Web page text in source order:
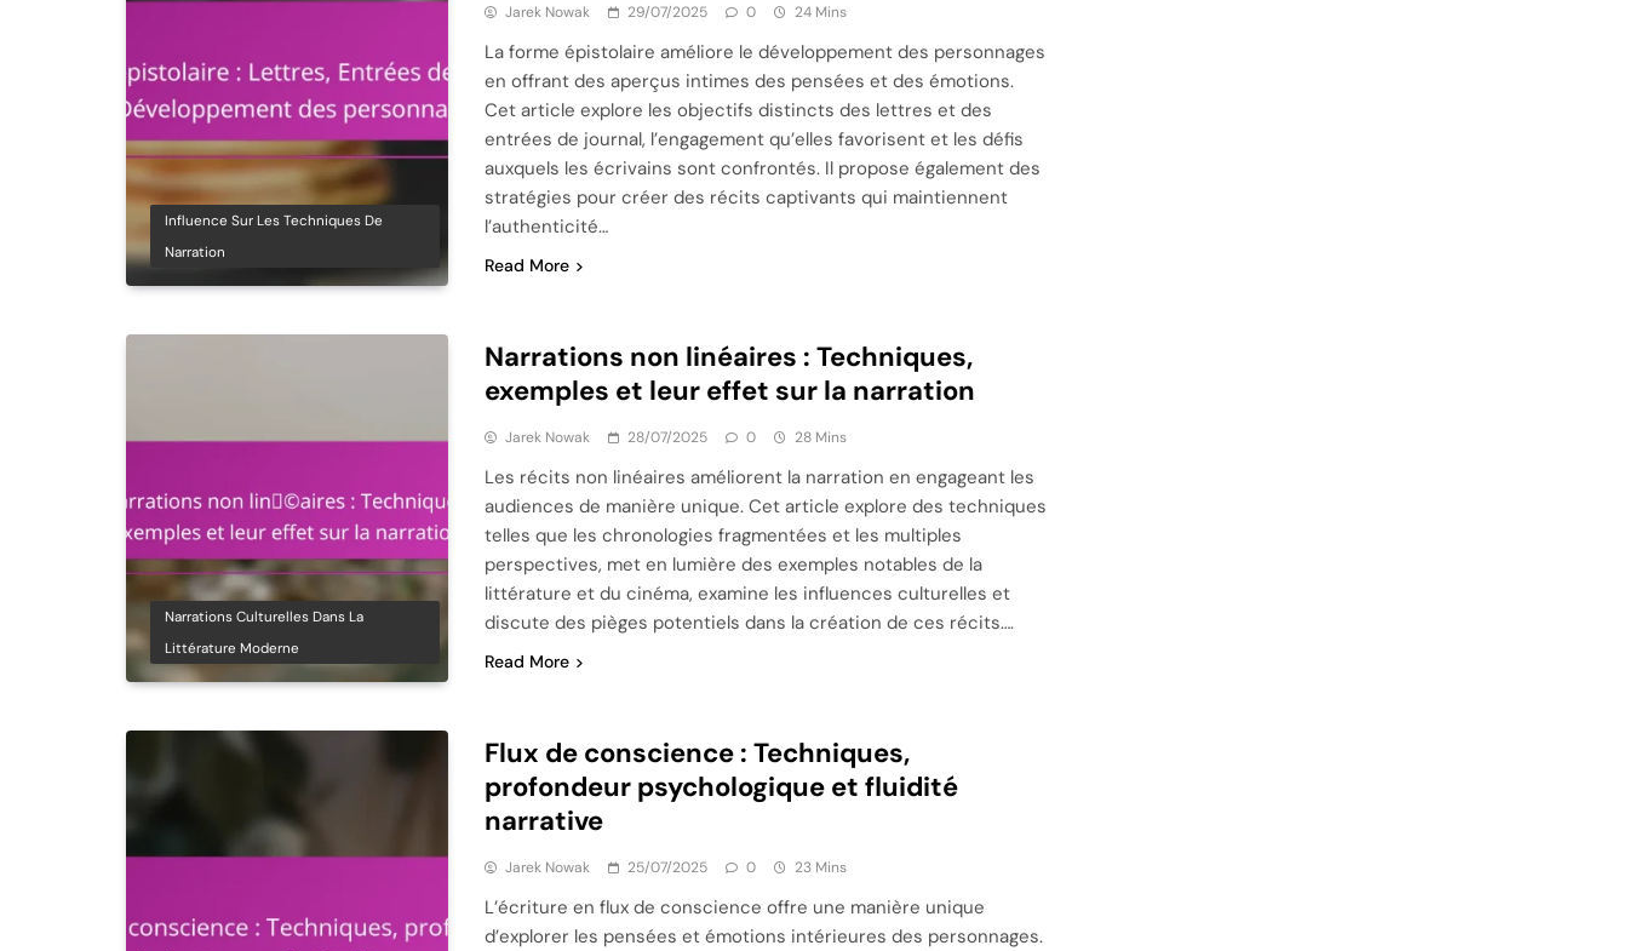
Influence Sur Les Techniques De
Narration
Jarek Nowak 29/07/2025 0 24 Mins
La forme épistolaire améliore le développement des personnages
en offrant des aperçus intimes des pensées et des émotions.
Cet article explore les objectifs distincts des lettres et des
entrées de journal, l’engagement qu’elles favorisent et les défis
auxquels les écrivains sont confrontés. Il propose également des
stratégies pour créer des récits captivants qui maintiennent
l’authenticité…
Read More
Narrations Culturelles Dans La
Littérature Moderne
Narrations non linéaires : Techniques,
exemples et leur effet sur la narration
Jarek Nowak 28/07/2025 0 28 Mins
Les récits non linéaires améliorent la narration en engageant les
audiences de manière unique. Cet article explore des techniques
telles que les chronologies fragmentées et les multiples
perspectives, met en lumière des exemples notables de la
littérature et du cinéma, examine les influences culturelles et
discute des pièges potentiels dans la création de ces récits….
Read More
Flux de conscience : Techniques,
profondeur psychologique et fluidité
narrative
Jarek Nowak 25/07/2025 0 23 Mins
L’écriture en flux de conscience offre une manière unique
d’explorer les pensées et émotions intérieures des personnages.